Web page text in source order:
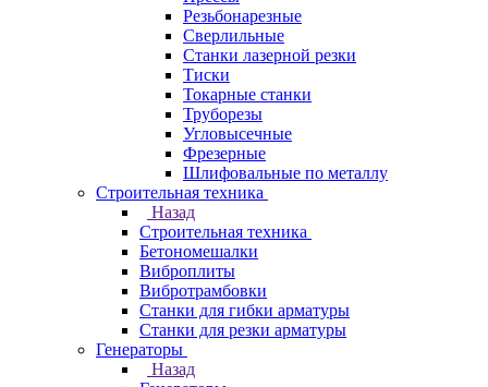
Резьбонарезные
Сверлильные
Станки лазерной резки
Тиски
Токарные станки
Труборезы
Угловысечные
Фрезерные
Шлифовальные по металлу
Строительная техника
Назад
Строительная техника
Бетономешалки
Виброплиты
Вибротрамбовки
Станки для гибки арматуры
Станки для резки арматуры
Генераторы
Назад